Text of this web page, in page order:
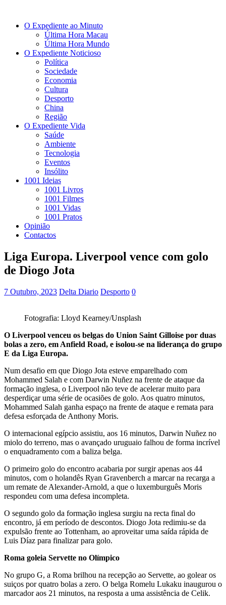
O Expediente ao Minuto
Última Hora Macau
Última Hora Mundo
O Expediente Noticioso
Política
Sociedade
Economia
Cultura
Desporto
China
Região
O Expediente Vida
Saúde
Ambiente
Tecnologia
Eventos
Insólito
1001 Ideias
1001 Livros
1001 Filmes
1001 Vidas
1001 Pratos
Opinião
Contactos
Liga Europa. Liverpool vence com golo
de Diogo Jota
7 Outubro, 2023 Delta Diario Desporto 0
Fotografia: Lloyd Kearney/Unsplash
O Liverpool venceu os belgas do Union Saint Gilloise por duas
bolas a zero, em Anfield Road, e isolou-se na liderança do grupo
E da Liga Europa.
Num desafio em que Diogo Jota esteve emparelhado com
Mohammed Salah e com Darwin Nuñez na frente de ataque da
formação inglesa, o Liverpool não teve de acelerar muito para
desperdiçar uma série de ocasiões de golo. Aos quatro minutos,
Mohammed Salah ganha espaço na frente de ataque e remata para
defesa esforçada de Anthony Moris.
O internacional egípcio assistiu, aos 16 minutos, Darwin Nuñez no
miolo do terreno, mas o avançado uruguaio falhou de forma incrível
o enquadramento com a baliza belga.
O primeiro golo do encontro acabaria por surgir apenas aos 44
minutos, com o holandês Ryan Gravenberch a marcar na recarga a
um remate de Alexander-Arnold, a que o luxemburguês Moris
respondeu com uma defesa incompleta.
O segundo golo da formação inglesa surgiu na recta final do
encontro, já em período de descontos. Diogo Jota redimiu-se da
expulsão frente ao Tottenham, ao aproveitar uma saída rápida de
Luis Díaz para finalizar para golo.
Roma goleia Servette no Olímpico
No grupo G, a Roma brilhou na recepção ao Servette, ao golear os
suiços por quatro bolas a zero. O belga Romelu Lukaku inaugurou o
marcador aos 21 minutos, na resposta a uma assistência de Celik.